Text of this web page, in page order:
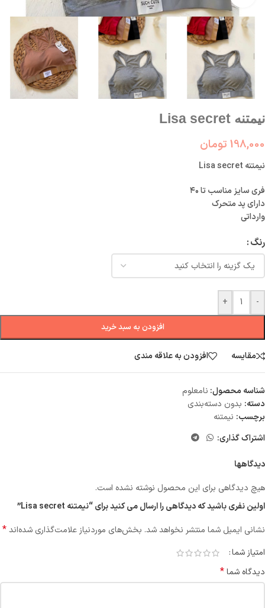
نیمتنه Lisa secret
198,000 تومان
نیمتنه Lisa secret
فری سایز مناسب تا ۴۰
دارای پد متحرک
وارداتی
رنگ
-
+
افزودن به سبد خرید
مقایسه افزودن به علاقه مندی
شناسه محصول: نامعلوم
دسته: بدون دسته‌بندی
برچسب: نیمتنه
اشتراک گذاری:
دیدگاهها
هیچ دیدگاهی برای این محصول نوشته نشده است.
اولین نفری باشید که دیدگاهی را ارسال می کنید برای “نیمتنه Lisa secret”
نشانی ایمیل شما منتشر نخواهد شد. بخش‌های موردنیاز علامت‌گذاری شده‌اند*
امتیاز شما
دیدگاه شما*